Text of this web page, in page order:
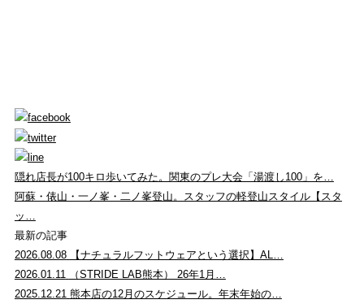
隠れ店長が100キロ歩いてみた。関東のプレ大会「湯渡し100」を…
阿蘇・俵山・一ノ峯・二ノ峯登山。スタッフの軽登山スタイル【スタ
ッ…
最新の記事
2026.08.08
【ナチュラルフットウェアという選択】AL…
2026.01.11
（STRIDE LAB熊本） 26年1月…
2025.12.21 熊本店の12月のスケジュール。年末年始の…